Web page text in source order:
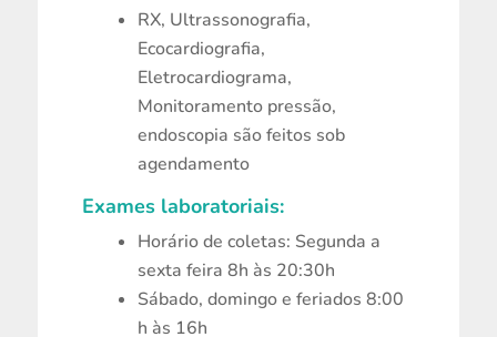
RX, Ultrassonografia,
Ecocardiografia,
Eletrocardiograma,
Monitoramento pressão,
endoscopia são feitos sob
agendamento
Exames laboratoriais:
Horário de coletas: Segunda a
sexta feira 8h às 20:30h
Sábado, domingo e feriados 8:00
h às 16h